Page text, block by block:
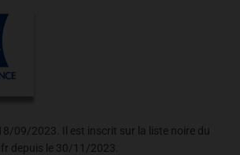
09/2023. Il est inscrit sur la liste noire du
depuis le 30/11/2023.